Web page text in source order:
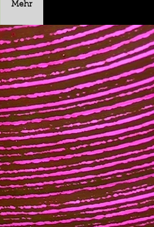
Mehr